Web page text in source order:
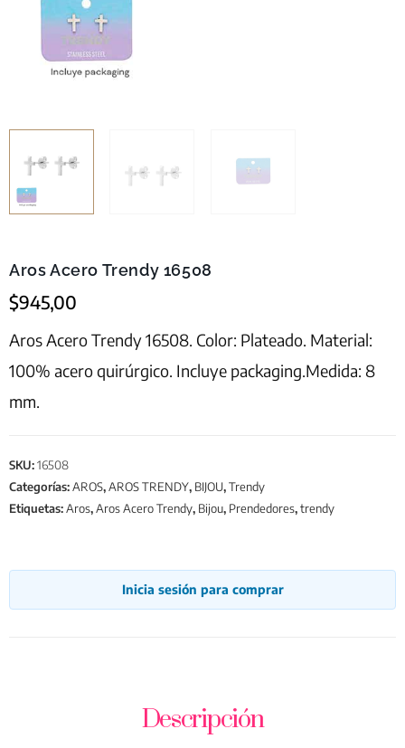
Aros Acero Trendy 16508
$945,00
Aros Acero Trendy 16508. Color: Plateado. Material:
100% acero quirúrgico. Incluye packaging.Medida: 8
mm.
SKU:16508
Categorías:AROS,AROS TRENDY, BIJOU,Trendy
Etiquetas:Aros,Aros Acero Trendy, Bijou, Prendedores,trendy
Inicia sesión para comprar
Descripción